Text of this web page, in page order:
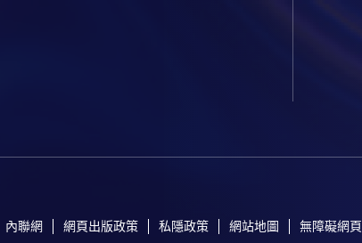
內聯網 網頁出版政策 私隱政策 網站地圖 無障礙網頁